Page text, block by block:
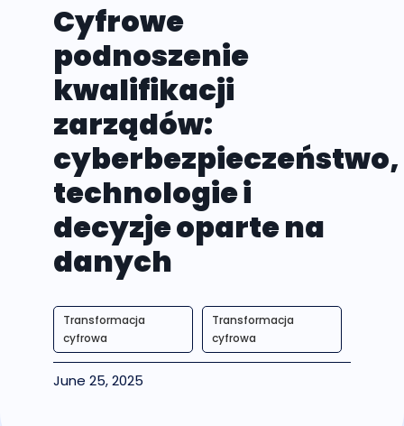
Cyfrowe
podnoszenie
kwalifikacji
zarządów:
cyberbezpieczeństwo,
technologie i
decyzje oparte na
danych
Transformacja
cyfrowa
Transformacja
cyfrowa
June 25, 2025